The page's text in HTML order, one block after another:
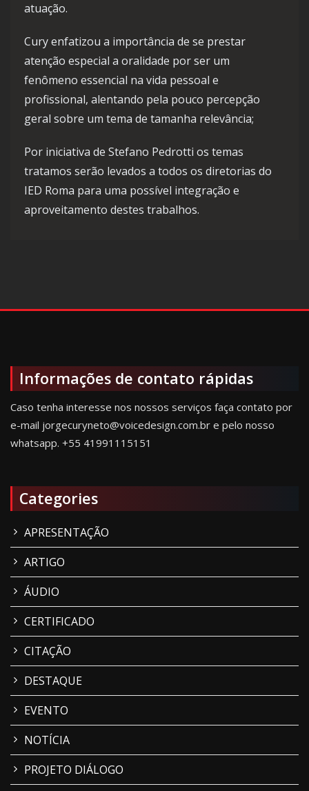
atuação.
Cury enfatizou a importância de se prestar
atenção especial a oralidade por ser um
fenômeno essencial na vida pessoal e
profissional, alentando pela pouco percepção
geral sobre um tema de tamanha relevância;
Por iniciativa de Stefano Pedrotti os temas
tratamos serão levados a todos os diretorias do
IED Roma para uma possível integração e
aproveitamento destes trabalhos.
Informações de contato rápidas
Caso tenha interesse nos nossos serviços faça contato por
e-mail jorgecuryneto@voicedesign.com.br e pelo nosso
whatsapp. +55 41991115151
Categories
APRESENTAÇÃO
ARTIGO
ÁUDIO
CERTIFICADO
CITAÇÃO
DESTAQUE
EVENTO
NOTÍCIA
PROJETO DIÁLOGO